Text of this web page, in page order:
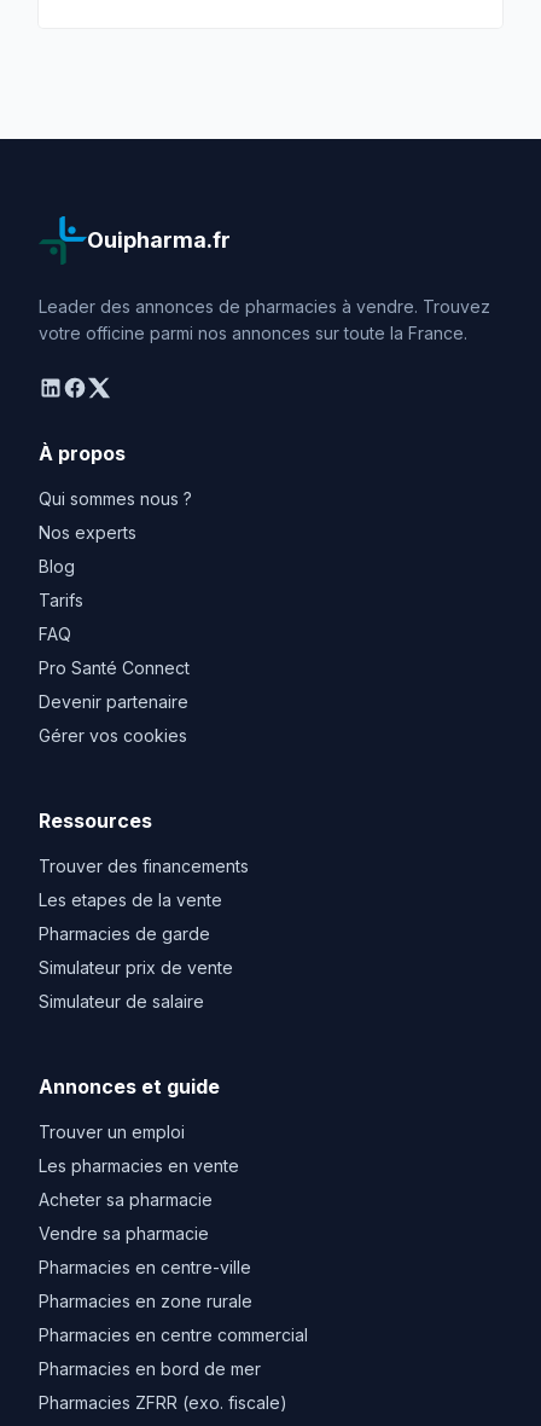
Ouipharma.fr
Leader des annonces de pharmacies à vendre. Trouvez
votre officine parmi nos annonces sur toute la France.
linkedin
facebook
twitter
À propos
Qui sommes nous ?
Nos experts
Blog
Tarifs
FAQ
Pro Santé Connect
Devenir partenaire
Gérer vos cookies
Ressources
Trouver des financements
Les etapes de la vente
Pharmacies de garde
Simulateur prix de vente
Simulateur de salaire
Annonces et guide
Trouver un emploi
Les pharmacies en vente
Acheter sa pharmacie
Vendre sa pharmacie
Pharmacies en centre-ville
Pharmacies en zone rurale
Pharmacies en centre commercial
Pharmacies en bord de mer
Pharmacies ZFRR (exo. fiscale)